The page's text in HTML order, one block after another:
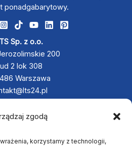
zgodą
korzystamy z technologii,
ponadgabarytowy.
Sp. z o.o.
200
2 lok 308
Warszawa
797 342 467